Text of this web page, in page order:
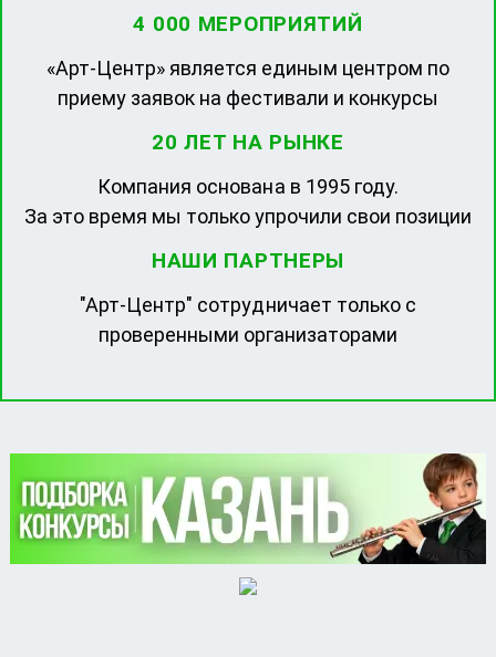
4 000 МЕРОПРИЯТИЙ
«Арт-Центр» является единым центром по
приему заявок на фестивали и конкурсы
20 ЛЕТ НА РЫНКЕ
Компания основана в 1995 году.
За это время мы только упрочили свои позиции
НАШИ ПАРТНЕРЫ
"Арт-Центр" сотрудничает только с
проверенными организаторами